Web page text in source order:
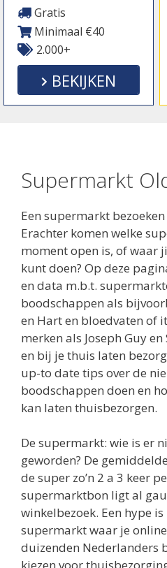
Gratis
Minimaal €40
2.000+
BEKIJKEN
Supermarkt
Een supermarkt
Erachter komen welke
moment open is, of waar
kunt doen? Op deze
en data m.b.t.
boodschappen als
en Hart en bloedvaten of
merken als Joseph Guy
en bij je thuis laten
up-to date tips over de
boodschappen doen en
kan laten thuisbezorgen.
De supermarkt: wie is er
geworden? De
de super zo’n 2 a 3 keer
supermarktbon ligt al
winkelbezoek. Een hype
supermarkt waar je
duizenden Nederlanders